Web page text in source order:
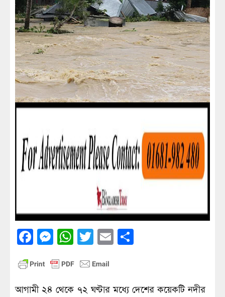
Facebook
Messenger
WhatsApp
Twitter
Email
আগামী ২৪ থেকে ৭২ ঘণ্টার মধ্যে দেশের কয়েকটি নদীর